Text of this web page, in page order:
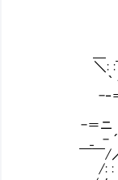
｢:
｝:.､:
|: :ﾐ＼: :
＿ |: :ﾐ ＼_ :
＼: :￣: :冖￢
｀ ーr=ﾆ=- : :
-‐＝┼ｧ―- :
_У: : : : : : /
-＝ニ ｧ :/: : :
_ - ´ :/: : : : :
￣￣/／: :/: :
/: : : /: : :┼-